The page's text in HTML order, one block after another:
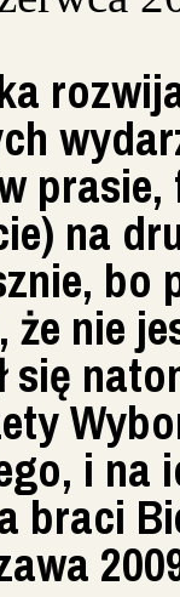
na
nie
się
i na
braci